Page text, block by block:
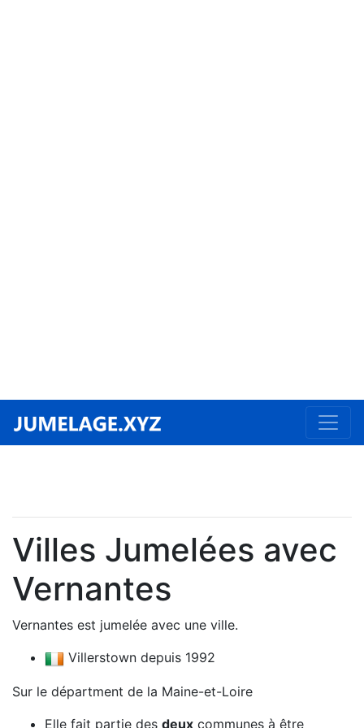
Villes Jumelées avec
Vernantes
Vernantes est jumelée avec une ville.
Villerstown depuis 1992
Sur le départment de la Maine-et-Loire
Elle fait partie des deux communes à être